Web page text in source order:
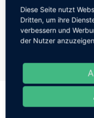
E-MAIL:
Diese Seite nutzt
Dritten, um ihre
verbessern und
der Nutzer